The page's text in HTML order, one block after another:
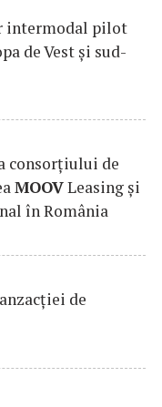
intermodal pilot
de Vest și sud-
consorțiului de
MOOVLeasing și
în România
de